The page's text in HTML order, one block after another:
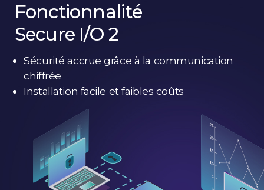
Fonctionnalité
Secure I/O 2
Sécurité accrue grâce à la communication
chiffrée
Installation facile et faibles coûts